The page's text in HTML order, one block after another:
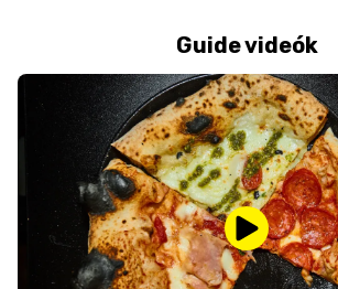
Guide videók